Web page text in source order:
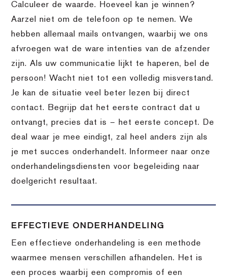
Calculeer de waarde. Hoeveel kan je winnen?
Aarzel niet om de telefoon op te nemen. We
hebben allemaal mails ontvangen, waarbij we ons
afvroegen wat de ware intenties van de afzender
zijn. Als uw communicatie lijkt te haperen, bel de
persoon! Wacht niet tot een volledig misverstand.
Je kan de situatie veel beter lezen bij direct
contact. Begrijp dat het eerste contract dat u
ontvangt, precies dat is – het eerste concept. De
deal waar je mee eindigt, zal heel anders zijn als
je met succes onderhandelt. Informeer naar onze
onderhandelingsdiensten voor begeleiding naar
doelgericht resultaat.
EFFECTIEVE ONDERHANDELING
Een effectieve onderhandeling is een methode
waarmee mensen verschillen afhandelen. Het is
een proces waarbij een compromis of een